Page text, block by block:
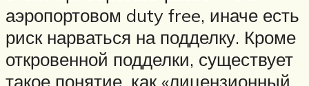
аэропортовом duty free, иначе есть
риск нарваться на подделку. Кроме
откровенной подделки, существует
такое понятие, как «лицензионный